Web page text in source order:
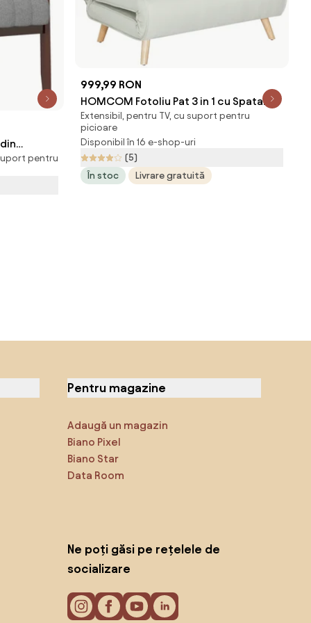
pentru
999,99 RON
HOMCOM Fotoliu Pat 3 in 1 cu Spatar
Rabatabil, Bej
Extensibil, pentru TV, cu suport pentru
picioare
Disponibil în 16 e-shop-uri
(5)
În stoc
Livrare gratuită
Pentru magazine
Adaugă un magazin
Biano Pixel
Biano Star
Data Room
Ne poți găsi pe rețelele de
socializare